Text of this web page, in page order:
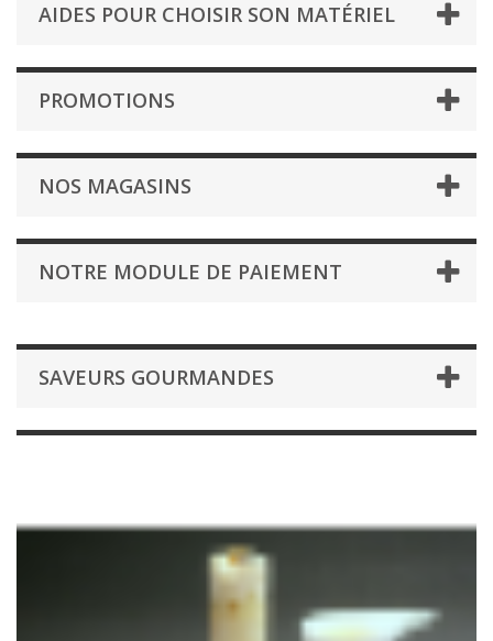
AIDES POUR CHOISIR SON MATÉRIEL
PROMOTIONS
NOS MAGASINS
NOTRE MODULE DE PAIEMENT
SAVEURS GOURMANDES